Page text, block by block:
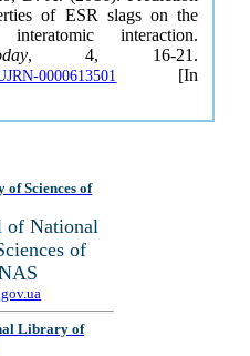
of ESR slags on the
interaction.
, 4, 16-21.
0000613501
[In
of Sciences of
of National
of
Library of